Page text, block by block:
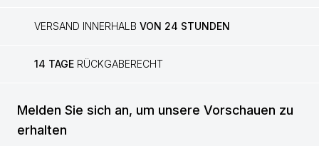
VERSAND INNERHALB VON 24 STUNDEN
14 TAGE RÜCKGABERECHT
Melden Sie sich an, um unsere Vorschauen zu
erhalten